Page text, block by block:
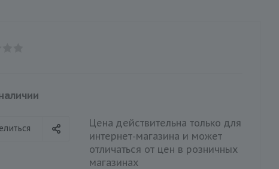
Цена действительна только для
интернет-магазина и может
отличаться от цен в розничных
магазинах